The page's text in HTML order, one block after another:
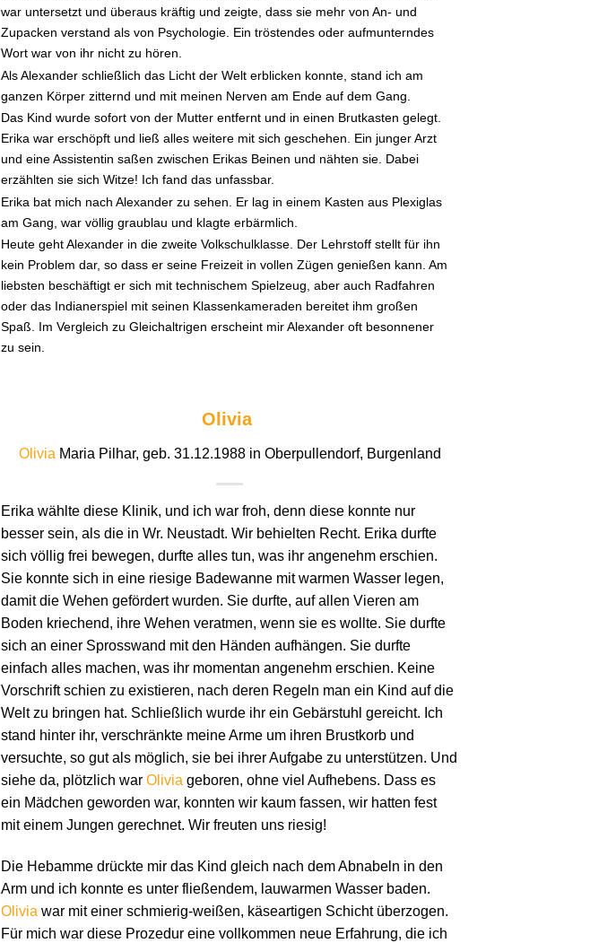
war untersetzt und überaus kräftig und zeigte, dass sie mehr von An- und
Zupacken verstand als von Psychologie. Ein tröstendes oder aufmunterndes
Wort war von ihr nicht zu hören.
Als Alexander schließlich das Licht der Welt erblicken konnte, stand ich am
ganzen Körper zitternd und mit meinen Nerven am Ende auf dem Gang.
Das Kind wurde sofort von der Mutter entfernt und in einen Brutkasten gelegt.
Erika war erschöpft und ließ alles weitere mit sich geschehen. Ein junger Arzt
und eine Assistentin saßen zwischen Erikas Beinen und nähten sie. Dabei
erzählten sie sich Witze! Ich fand das unfassbar.
Erika bat mich nach Alexander zu sehen. Er lag in einem Kasten aus Plexiglas
am Gang, war völlig graublau und klagte erbärmlich.
Heute geht Alexander in die zweite Volkschulklasse. Der Lehrstoff stellt für ihn
kein Problem dar, so dass er seine Freizeit in vollen Zügen genießen kann. Am
liebsten beschäftigt er sich mit technischem Spielzeug, aber auch Radfahren
oder das Indianerspiel mit seinen Klassenkameraden bereitet ihm großen
Spaß. Im Vergleich zu Gleichaltrigen erscheint mir Alexander oft besonnener
zu sein.
Olivia
Olivia Maria Pilhar, geb. 31.12.1988 in Oberpullendorf, Burgenland
Erika wählte diese Klinik, und ich war froh, denn diese konnte nur
besser sein, als die in Wr. Neustadt. Wir behielten Recht. Erika durfte
sich völlig frei bewegen, durfte alles tun, was ihr angenehm erschien.
Sie konnte sich in eine riesige Badewanne mit warmen Wasser legen,
damit die Wehen gefördert wurden. Sie durfte, auf allen Vieren am
Boden kriechend, ihre Wehen veratmen, wenn sie es wollte. Sie durfte
sich an einer Sprosswand mit den Händen aufhängen. Sie durfte
einfach alles machen, was ihr momentan angenehm erschien. Keine
Vorschrift schien zu existieren, nach deren Regeln man ein Kind auf die
Welt zu bringen hat. Schließlich wurde ihr ein Gebärstuhl gereicht. Ich
stand hinter ihr, verschränkte meine Arme um ihren Brustkorb und
versuchte, so gut als möglich, sie bei ihrer Aufgabe zu unterstützen. Und
siehe da, plötzlich war Olivia geboren, ohne viel Aufhebens. Dass es
ein Mädchen geworden war, konnten wir kaum fassen, wir hatten fest
mit einem Jungen gerechnet. Wir freuten uns riesig!
Die Hebamme drückte mir das Kind gleich nach dem Abnabeln in den
Arm und ich konnte es unter fließendem, lauwarmen Wasser baden.
Olivia war mit einer schmierig-weißen, käseartigen Schicht überzogen.
Für mich war diese Prozedur eine vollkommen neue Erfahrung, die ich